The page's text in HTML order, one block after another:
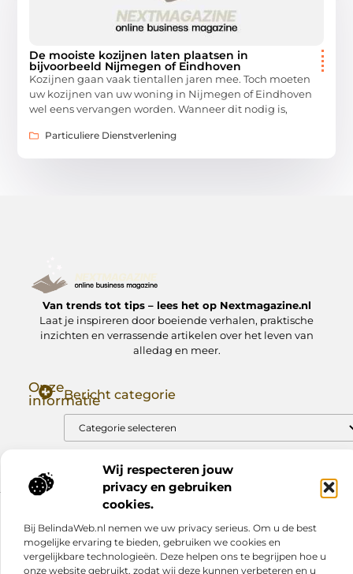
Wij respecteren jouw
privacy en gebruiken
cookies.
Bij BelindaWeb.nl nemen we uw privacy serieus. Om u de best
mogelijke ervaring te bieden, gebruiken we cookies en
vergelijkbare technologieën. Deze helpen ons te begrijpen hoe u
onze website gebruikt, zodat wij deze kunnen verbeteren en u
De mooiste kozijnen laten plaatsen in
bijvoorbeeld Nijmegen of Eindhoven
Kozijnen gaan vaak tientallen jaren mee. Toch moeten
uw kozijnen van uw woning in Nijmegen of Eindhoven
wel eens vervangen worden. Wanneer dit nodig is,
Particuliere Dienstverlening
Van trends tot tips – lees het op Nextmagazine.nl
Laat je inspireren door boeiende verhalen, praktische
inzichten en verrassende artikelen over het leven van
alledag en meer.
Onze
informatieBericht categorie
@2025 www.nextmagazine.nl. All Right Reserved.